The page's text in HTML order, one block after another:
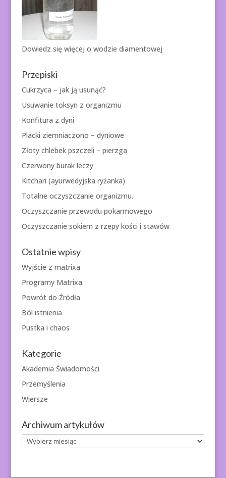
Dowiedz się więcej o wodzie diamentowej
Przepiski
Cukrzyca – jak ją usunąć?
Usuwanie toksyn z organizmu
Konfitura z dyni
Placki ziemniaczono – dyniowe
Złoty chlebek pszczeli – pierzga
Czerwony burak leczy
Kitchari (ayurwedyjska ryżanka)
Totalne oczyszczanie organizmu.
Oczyszczanie przewodu pokarmowego
Oczyszczanie sokiem z rzepy kości i stawów
Ostatnie wpisy
Wyjście z matrixa
Programy Matrixa
Powrót do Źródła
Ból istnienia
Pustka i chaos
Kategorie
Akademia Świadomości
Przemyślenia
Wiersze
Archiwum artykułów
Archiwum
artykułów